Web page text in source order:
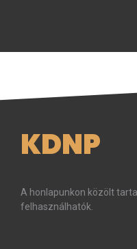
KDNP
A honlapunkon közölt
felhasználhatók.